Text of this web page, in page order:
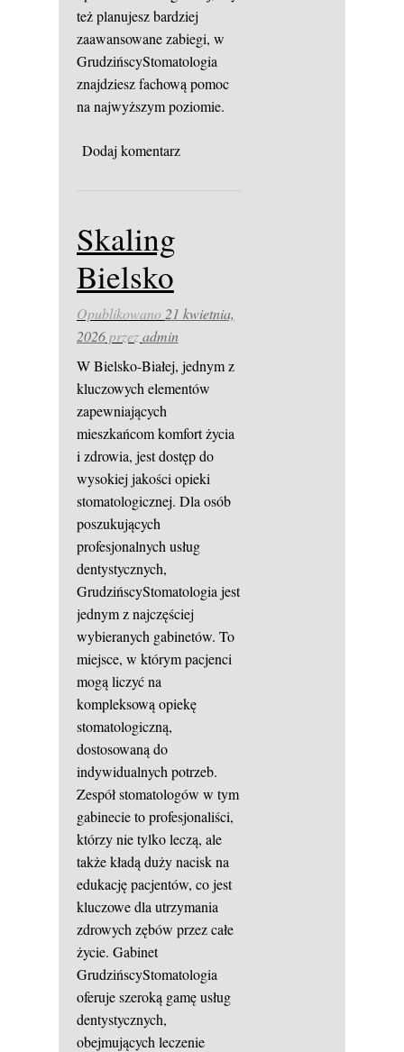
też planujesz bardziej
zaawansowane zabiegi, w
GrudzińscyStomatologia
znajdziesz fachową pomoc
na najwyższym poziomie.
Dodaj komentarz
Skaling
Bielsko
Opublikowano 21 kwietnia,
2026przezadmin
W Bielsko-Białej, jednym z
kluczowych elementów
zapewniających
mieszkańcom komfort życia
i zdrowia, jest dostęp do
wysokiej jakości opieki
stomatologicznej. Dla osób
poszukujących
profesjonalnych usług
dentystycznych,
GrudzińscyStomatologia jest
jednym z najczęściej
wybieranych gabinetów. To
miejsce, w którym pacjenci
mogą liczyć na
kompleksową opiekę
stomatologiczną,
dostosowaną do
indywidualnych potrzeb.
Zespół stomatologów w tym
gabinecie to profesjonaliści,
którzy nie tylko leczą, ale
także kładą duży nacisk na
edukację pacjentów, co jest
kluczowe dla utrzymania
zdrowych zębów przez całe
życie. Gabinet
GrudzińscyStomatologia
oferuje szeroką gamę usług
dentystycznych,
obejmujących leczenie